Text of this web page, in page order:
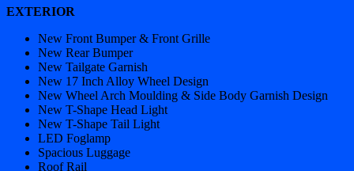
EXTERIOR
New Front Bumper & Front Grille
New Rear Bumper
New Tailgate Garnish
New 17 Inch Alloy Wheel Design
New Wheel Arch Moulding & Side Body Garnish Design
New T-Shape Head Light
New T-Shape Tail Light
LED Foglamp
Spacious Luggage
Roof Rail